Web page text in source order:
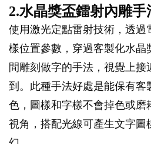
2.水晶獎盃鐳射內雕手
使用激光定點雷射技術，透過
樣位置參數，穿過客製化水晶
間雕刻做字的手法，視覺上接
到。此種手法好處是能保有客
色，圖樣和字樣不會掉色或磨
視角，搭配光線可產生文字圖